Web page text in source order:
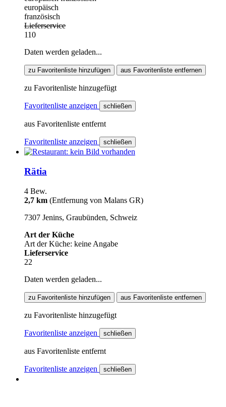
europäisch
französisch
Lieferservice
110
Daten werden geladen...
zu Favoritenliste hinzufügen aus Favoritenliste entfernen
zu Favoritenliste hinzugefügt
Favoritenliste anzeigen schließen
aus Favoritenliste entfernt
Favoritenliste anzeigen schließen
Rätia
4 Bew.
2,7 km (Entfernung von Malans GR)
7307 Jenins, Graubünden, Schweiz
Art der Küche
Art der Küche: keine Angabe
Lieferservice
22
Daten werden geladen...
zu Favoritenliste hinzufügen aus Favoritenliste entfernen
zu Favoritenliste hinzugefügt
Favoritenliste anzeigen schließen
aus Favoritenliste entfernt
Favoritenliste anzeigen schließen